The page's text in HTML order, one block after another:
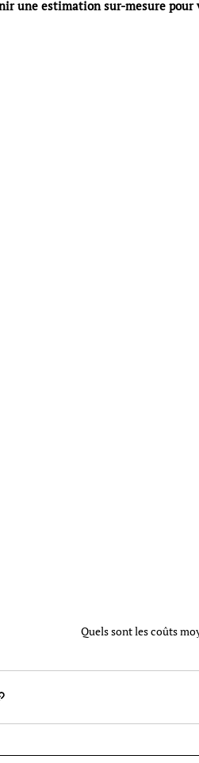
une estimation sur-mesure pour
Quels sont les coûts